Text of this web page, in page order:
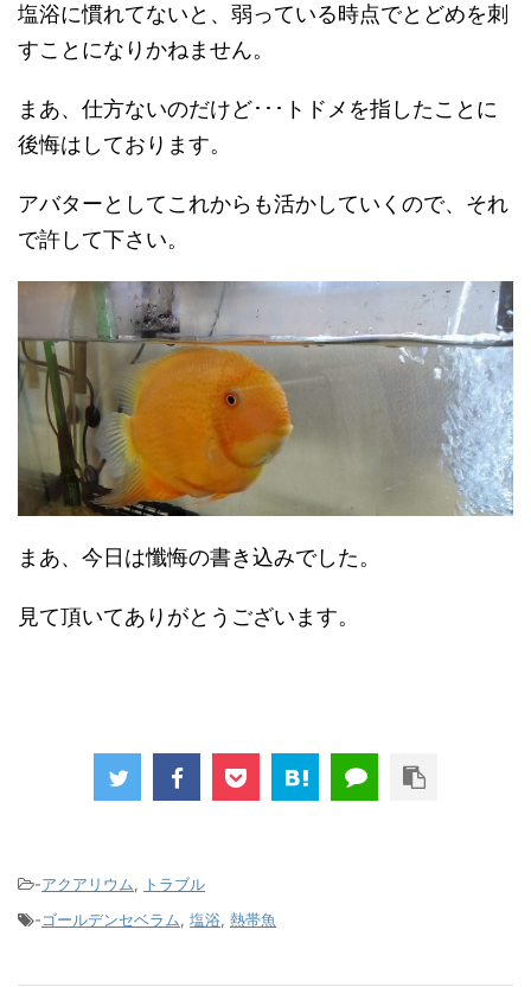
塩浴に慣れてないと、弱っている時点でとどめを刺
すことになりかねません。
まあ、仕方ないのだけど･･･トドメを指したことに
後悔はしております。
アバターとしてこれからも活かしていくので、それ
で許して下さい。
まあ、今日は懺悔の書き込みでした。
見て頂いてありがとうございます。
-アクアリウム, トラブル
-ゴールデンセベラム, 塩浴, 熱帯魚